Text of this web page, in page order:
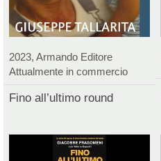
2023, Armando Editore
Attualmente in commercio
Fino all’ultimo round